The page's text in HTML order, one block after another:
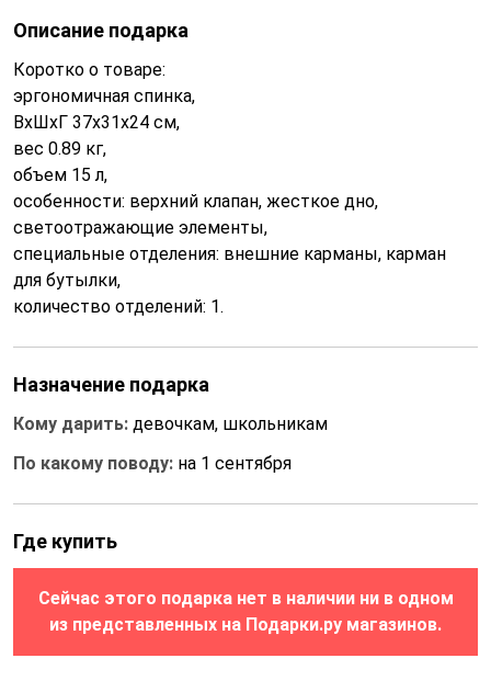
Описание подарка
Коротко о товаре:
эргономичная спинка,
ВхШхГ 37х31х24 см,
вес 0.89 кг,
объем 15 л,
особенности: верхний клапан, жесткое дно,
светоотражающие элементы,
специальные отделения: внешние карманы, карман
для бутылки,
количество отделений: 1.
Назначение подарка
Кому дарить: девочкам, школьникам
По какому поводу: на 1 сентября
Где купить
Сейчас этого подарка нет в наличии ни в одном
из представленных на Подарки.ру магазинов.